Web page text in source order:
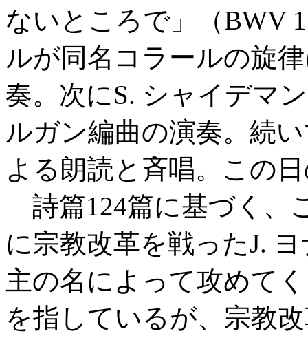
ないところで」（BWV
ルが同名コラールの旋
奏。次にS. シャイデマ
ルガン編曲の演奏。続
よる朗読と斉唱。この
詩篇124篇に基づく、
に宗教改革を戦ったJ.
主の名によって攻めて
を指しているが、宗教